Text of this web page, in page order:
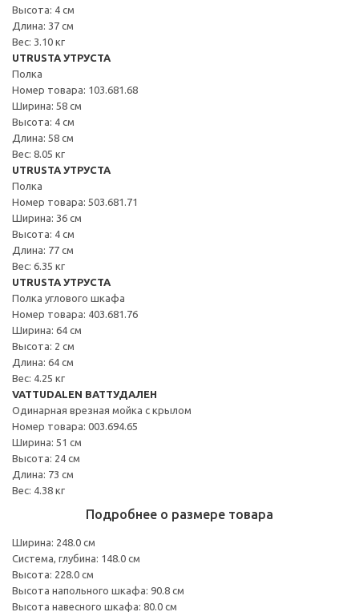
Высота: 4 см
Длина: 37 см
Вес: 3.10 кг
UTRUSTA УТРУСТА
Полка
Номер товара: 103.681.68
Ширина: 58 см
Высота: 4 см
Длина: 58 см
Вес: 8.05 кг
UTRUSTA УТРУСТА
Полка
Номер товара: 503.681.71
Ширина: 36 см
Высота: 4 см
Длина: 77 см
Вес: 6.35 кг
UTRUSTA УТРУСТА
Полка углового шкафа
Номер товара: 403.681.76
Ширина: 64 см
Высота: 2 см
Длина: 64 см
Вес: 4.25 кг
VATTUDALEN ВАТТУДАЛЕН
Одинарная врезная мойка с крылом
Номер товара: 003.694.65
Ширина: 51 см
Высота: 24 см
Длина: 73 см
Вес: 4.38 кг
Подробнее о размере товара
Ширина: 248.0 см
Система, глубина: 148.0 см
Высота: 228.0 см
Высота напольного шкафа: 90.8 см
Высота навесного шкафа: 80.0 см